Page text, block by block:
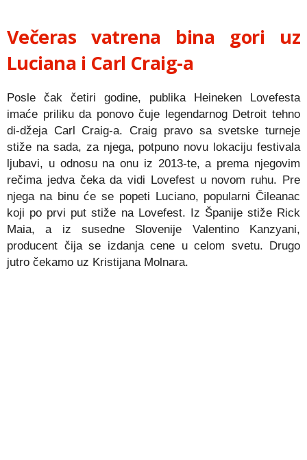
Večeras vatrena bina gori uz
Luciana i Carl Craig-a
Posle čak četiri godine, publika Heineken Lovefesta
imaće priliku da ponovo čuje legendarnog Detroit tehno
di-džeja Carl Craig-a. Craig pravo sa svetske turneje
stiže na sada, za njega, potpuno novu lokaciju festivala
ljubavi, u odnosu na onu iz 2013-te, a prema njegovim
rečima jedva čeka da vidi Lovefest u novom ruhu. Pre
njega na binu će se popeti Luciano, popularni Čileanac
koji po prvi put stiže na Lovefest. Iz Španije stiže Rick
Maia, a iz susedne Slovenije Valentino Kanzyani,
producent čija se izdanja cene u celom svetu. Drugo
jutro čekamo uz Kristijana Molnara.